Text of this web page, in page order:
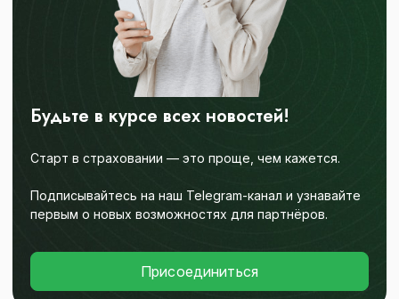
Будьте в курсе всех новостей!
Старт в страховании — это проще, чем кажется.
Подписывайтесь на наш Telegram-канал и узнавайте
первым о новых возможностях для партнёров.
Присоединиться